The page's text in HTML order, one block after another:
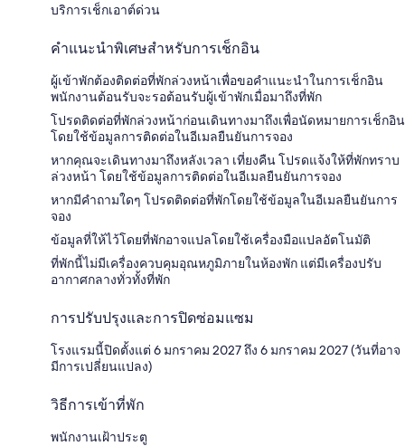
บริการเช็กเอาต์ด่วน
คำแนะนำพิเศษสำหรับการเช็กอิน
ผู้เข้าพักต้องติดต่อที่พักล่วงหน้าเพื่อขอคำแนะนำในการเช็กอิน
พนักงานต้อนรับจะรอต้อนรับผู้เข้าพักเมื่อมาถึงที่พัก
โปรดติดต่อที่พักล่วงหน้าก่อนเดินทางมาถึงเพื่อนัดหมายการเช็กอิน
โดยใช้ข้อมูลการติดต่อในอีเมลยืนยันการจอง
หากคุณจะเดินทางมาถึงหลังเวลา เที่ยงคืน โปรดแจ้งให้ที่พักทราบ
ล่วงหน้า โดยใช้ข้อมูลการติดต่อในอีเมลยืนยันการจอง
หากมีคำถามใดๆ โปรดติดต่อที่พักโดยใช้ข้อมูลในอีเมลยืนยันการ
จอง
ข้อมูลที่ให้ไว้โดยที่พักอาจแปลโดยใช้เครื่องมือแปลอัตโนมัติ
ที่พักนี้ไม่มีเครื่องควบคุมอุณหภูมิภายในห้องพัก แต่มีเครื่องปรับ
อากาศกลางทั่วทั้งที่พัก
การปรับปรุงและการปิดซ่อมแซม
โรงแรมนี้ปิดตั้งแต่ 6 มกราคม 2027 ถึง 6 มกราคม 2027 (วันที่อาจ
มีการเปลี่ยนแปลง)
วิธีการเข้าที่พัก
พนักงานเฝ้าประตู